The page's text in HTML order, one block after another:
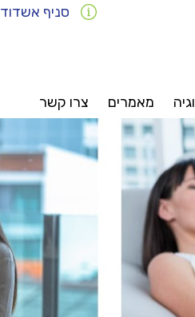
סניף אשדוד
מאמרים צרו קשר